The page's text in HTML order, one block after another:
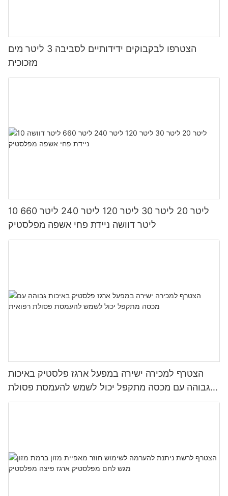
הצטרפו לבקבוקים ידידותיים לסביבה 3 ליטר מים
מזכוכית
10 ליטר 20 ליטר 30 ליטר 120 ליטר 240 ליטר 660
ליטר דוושה ניידת פחי אשפה מפלסטיק
הצטרף למכירה ישירה במפעל ארגז פלסטיק באיכות
גבוהה עם מכסה מתקפל יכול לשמש להעמסת פסולת
רפואית